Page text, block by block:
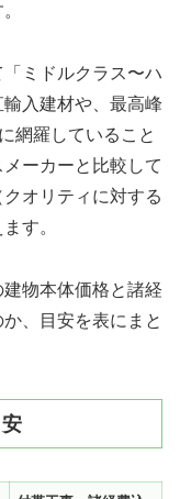
ミドルクラス〜ハ
入建材や、最高峰
網羅していること
ーカーと比較して
オリティに対する
す。
物本体価格と諸経
、目安を表にまと